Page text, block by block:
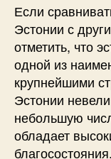
Если
Эстонии с
отметить, что
одной из
крупнейшими
Эстонии
небольшую
обладает
благосостояния.